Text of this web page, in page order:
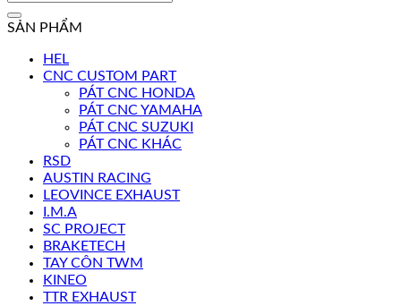
SẢN PHẨM
HEL
CNC CUSTOM PART
PÁT CNC HONDA
PÁT CNC YAMAHA
PÁT CNC SUZUKI
PÁT CNC KHÁC
RSD
AUSTIN RACING
LEOVINCE EXHAUST
I.M.A
SC PROJECT
BRAKETECH
TAY CÔN TWM
KINEO
TTR EXHAUST